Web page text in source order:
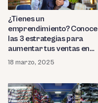
¿Tienes un
emprendimiento? Conoce
las 3 estrategias para
aumentar tus ventas en
2025
18 marzo, 2025